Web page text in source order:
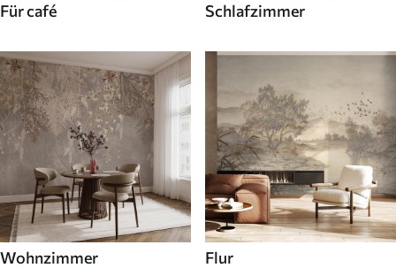
Für café Schlafzimmer
Wohnzimmer Flur